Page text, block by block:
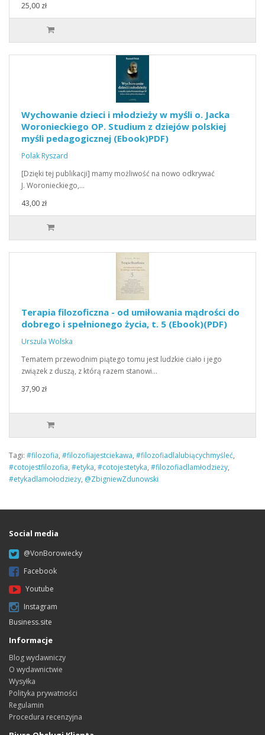
25,00 zł
Wychowanie dzieci i młodzieży w myśli o. Jacka
Woronieckiego OP. Studium z dziejów polskiej
myśli pedagogicznej (Ebook)PDF)
Polak Ryszard
[Dzięki tej publikacji] mamy możliwość na nowo odkrywać
J. Woronieckiego,…
43,00 zł
Terapia filozoficzna - od umiłowania mądrości do
dobrego i spełnionego życia, t. 5 (Ebook)(PDF)
Urszula Wolska
Tematem przewodnim piątego tomu jest ludzkie ciało i jego
związek z duszą, z którą razem stanowi…
37,90 zł
Tagi: #filozofia, #filozofiajestciekawa, #filozofiadlalubiącychmyśleć,
#cotojestfilozofia, #etyka, #cotojestetyka, #filozofiadlamłodzieży,
#etykadlamołodzieży, @ZbigniewZdunowski
Social media
@VonBorowiecky
Facebook
Youtube
Instagram
Business.site
Informacje
Blog wydawniczy
O wydawnictwie
Wysyłka
Polityka prywatności
Regulamin
Procedura recenzyjna